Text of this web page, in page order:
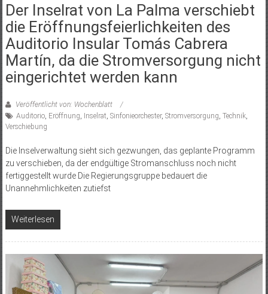
Der Inselrat von La Palma verschiebt
die Eröffnungsfeierlichkeiten des
Auditorio Insular Tomás Cabrera
Martín, da die Stromversorgung nicht
eingerichtet werden kann
Veröffentlicht von: Wochenblatt
Auditorio, Eröffnung, Inselrat, Sinfonieorchester, Stromversorgung, Technik,
Verschiebung
Die Inselverwaltung sieht sich gezwungen, das geplante Programm
zu verschieben, da der endgültige Stromanschluss noch nicht
fertiggestellt wurde Die Regierungsgruppe bedauert die
Unannehmlichkeiten zutiefst
Weiterlesen